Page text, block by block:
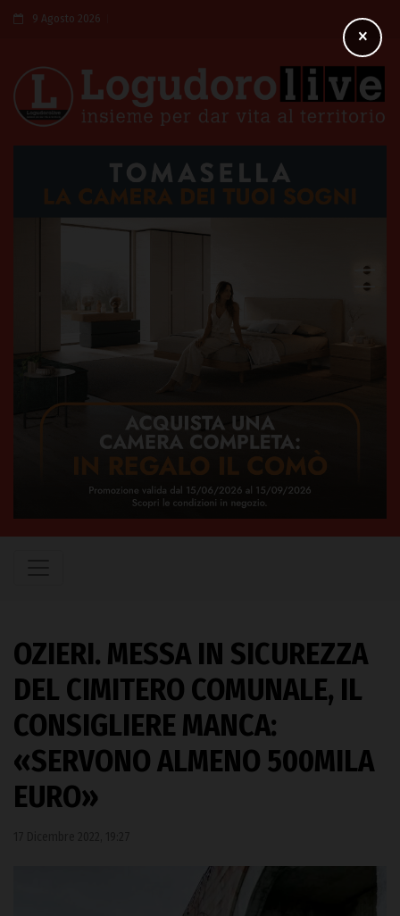
9 Agosto 2026
OZIERI. MESSA IN SICUREZZA
DEL CIMITERO COMUNALE, IL
CONSIGLIERE MANCA:
«SERVONO ALMENO 500MILA
EURO»
×